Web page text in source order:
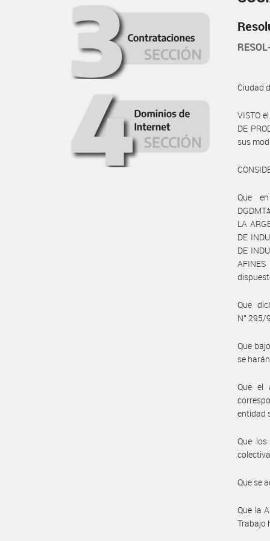
Ciudad
VISTO
DE
sus
Que en
LA
DE
DE
Que
N° 295/
Que
se
Que el
entidad
Que
Que se
Que la
Trabajo